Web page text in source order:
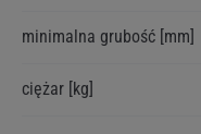
minimalna grubość [mm]
ciężar [kg]